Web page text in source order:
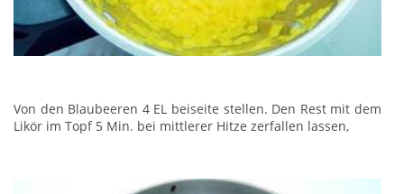
Von den Blaubeeren 4 EL beiseite stellen. Den Rest mit dem
Likör im Topf 5 Min. bei mittlerer Hitze zerfallen lassen,